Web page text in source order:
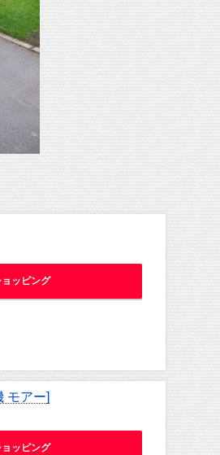
ッピング
モアー]
ッピング